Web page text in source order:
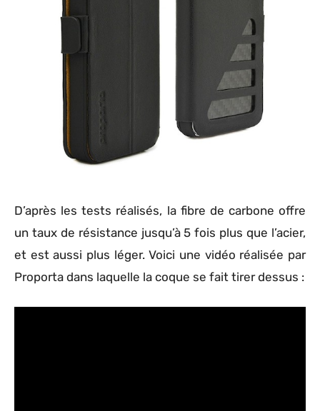
D’après les tests réalisés, la fibre de carbone offre
un taux de résistance jusqu’à 5 fois plus que l’acier,
et est aussi plus léger. Voici une vidéo réalisée par
Proporta dans laquelle la coque se fait tirer dessus :